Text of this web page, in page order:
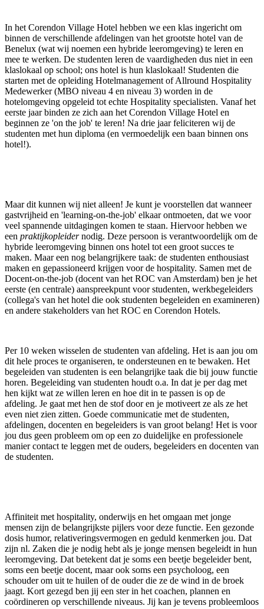
In het Corendon Village Hotel hebben we een klas ingericht om
binnen de verschillende afdelingen van het grootste hotel van de
Benelux (wat wij noemen een hybride leeromgeving) te leren en
mee te werken. De studenten leren de vaardigheden dus niet in een
klaslokaal op school; ons hotel is hun klaslokaal! Studenten die
starten met de opleiding Hotelmanagement of Allround Hospitality
Medewerker (MBO niveau 4 en niveau 3) worden in de
hotelomgeving opgeleid tot echte Hospitality specialisten. Vanaf het
eerste jaar binden ze zich aan het Corendon Village Hotel en
beginnen ze 'on the job' te leren! Na drie jaar feliciteren wij de
studenten met hun diploma (en vermoedelijk een baan binnen ons
hotel!).
Maar dit kunnen wij niet alleen! Je kunt je voorstellen dat wanneer
gastvrijheid en 'learning-on-the-job' elkaar ontmoeten, dat we voor
veel spannende uitdagingen komen te staan. Hiervoor hebben we
een praktijkopleidernodig. Deze persoon is verantwoordelijk om de
hybride leeromgeving binnen ons hotel tot een groot succes te
maken. Maar een nog belangrijkere taak: de studenten enthousiast
maken en gepassioneerd krijgen voor de hospitality. Samen met de
Docent-on-the-job (docent van het ROC van Amsterdam) ben je het
eerste (en centrale) aanspreekpunt voor studenten, werkbegeleiders
(collega's van het hotel die ook studenten begeleiden en examineren)
en andere stakeholders van het ROC en Corendon Hotels.
Per 10 weken wisselen de studenten van afdeling. Het is aan jou om
dit hele proces te organiseren, te ondersteunen en te bewaken. Het
begeleiden van studenten is een belangrijke taak die bij jouw functie
horen. Begeleiding van studenten houdt o.a. In dat je per dag met
hen kijkt wat ze willen leren en hoe dit in te passen is op de
afdeling. Je gaat met hen de stof door en je motiveert ze als ze het
even niet zien zitten. Goede communicatie met de studenten,
afdelingen, docenten en begeleiders is van groot belang! Het is voor
jou dus geen probleem om op een zo duidelijke en professionele
manier contact te leggen met de ouders, begeleiders en docenten van
de studenten.
Affiniteit met hospitality, onderwijs en het omgaan met jonge
mensen zijn de belangrijkste pijlers voor deze functie. Een gezonde
dosis humor, relativeringsvermogen en geduld kenmerken jou. Dat
zijn nl. Zaken die je nodig hebt als je jonge mensen begeleidt in hun
leeromgeving. Dat betekent dat je soms een beetje begeleider bent,
soms een beetje docent, maar ook soms een psycholoog, een
schouder om uit te huilen of de ouder die ze de wind in de broek
jaagt. Kort gezegd ben jij een ster in het coachen, plannen en
coördineren op verschillende niveaus. Jij kan je tevens probleemloos